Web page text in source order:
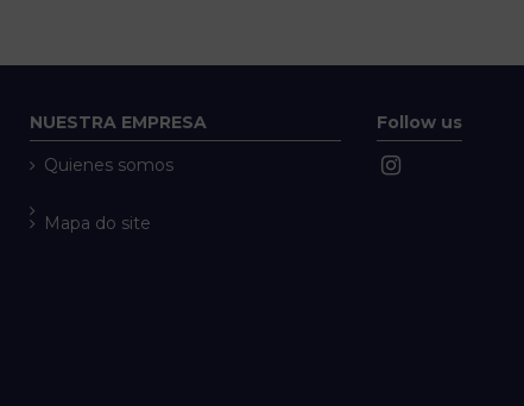
NUESTRA EMPRESA
Quienes somos
Mapa do site
Follow us